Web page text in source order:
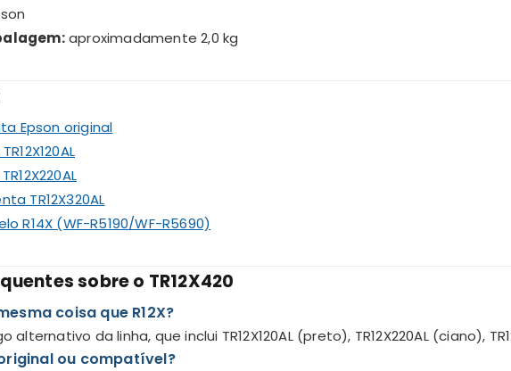
aproximadamente 2,0 kg
Epson original
TR12X320AL
R14X (WF-R5190/WF-R5690)
sobre o TR12X420
coisa que R12X?
alternativo da linha, que inclui TR12X120AL (preto), TR12X220AL (ciano),
ou compatível?